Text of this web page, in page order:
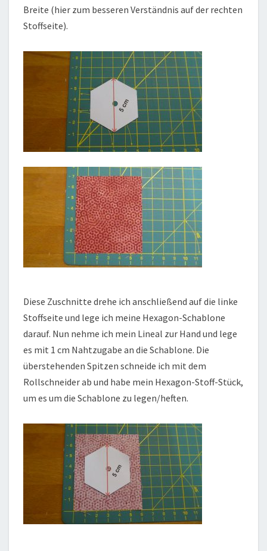
Breite (hier zum besseren Verständnis auf der rechten
Stoffseite).
Diese Zuschnitte drehe ich anschließend auf die linke
Stoffseite und lege ich meine Hexagon-Schablone
darauf. Nun nehme ich mein Lineal zur Hand und lege
es mit 1 cm Nahtzugabe an die Schablone. Die
überstehenden Spitzen schneide ich mit dem
Rollschneider ab und habe mein Hexagon-Stoff-Stück,
um es um die Schablone zu legen/heften.